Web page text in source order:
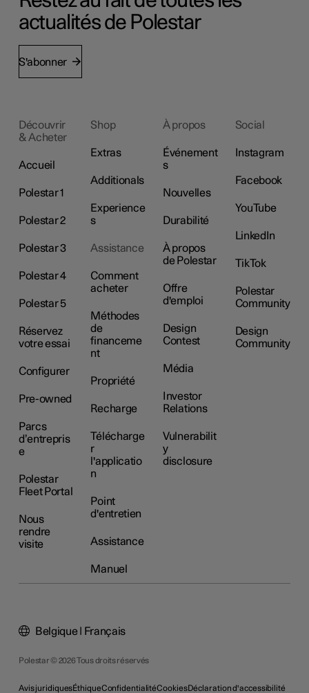
actualités de Polestar
S'abonner
Découvrir
& Acheter
Accueil
Polestar 1
Polestar 2
Polestar 3
Polestar 4
Polestar 5
Réservez
votre essai
Configurer
Pre-owned
Parcs
d’entrepris
e
Polestar
Fleet Portal
Nous
rendre
visite
Shop
Extras
Additionals
Experience
s
Assistance
Comment
acheter
Méthodes
de
financeme
nt
Propriété
Recharge
Télécharge
r
l'applicatio
n
Point
d'entretien
Assistance
Manuel
À propos
Événement
s
Nouvelles
Durabilité
À propos
de Polestar
Offre
d'emploi
Design
Contest
Média
Investor
Relations
Vulnerabilit
y
disclosure
Social
Instagram
Facebook
YouTube
LinkedIn
TikTok
Polestar
Community
Design
Community
Polestar © 2026 Tous droits réservés
Avis juridiquesÉthiqueConfidentialitéCookiesDéclaration d'accessibilité
Belgique | Français